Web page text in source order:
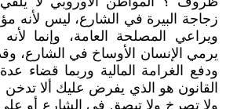
زجاجة البيرة في الشارع، ليس لأنه
ويراعي المصلحة العامة، وإنما
يرمي الإنسان الأوساخ في الشارع،
ودفع الغرامة المالية وربما قضاء
القانون هو الذي يفرض عليك ألا تدخن
ولا تصرخ ولا تبصق في الشارع أو